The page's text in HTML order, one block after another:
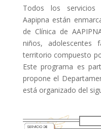
Todos los servicios
Aapipna están
de Clínica de
niños, adolescentes
territorio compuesto
Este programa es
propone el
está organizado del